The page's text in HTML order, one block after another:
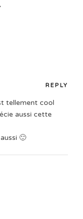
REPLY
tellement cool
aussi cette
🙂